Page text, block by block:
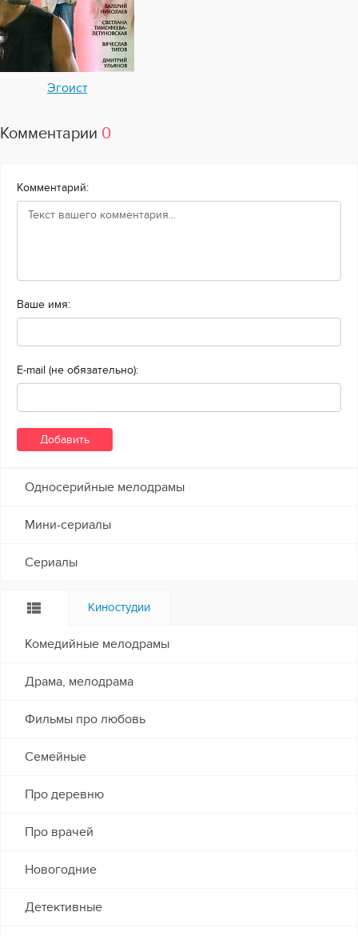
Эгоист
Комментарии 0
Комментарий:
Ваше имя:
E-mail (не обязательно):
Односерийные мелодрамы
Мини-сериалы
Сериалы
Киностудии
Комедийные мелодрамы
Драма, мелодрама
Фильмы про любовь
Семейные
Про деревню
Про врачей
Новогодние
Детективные